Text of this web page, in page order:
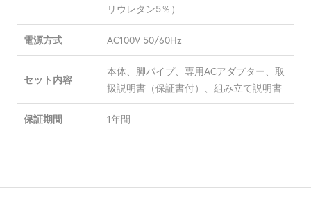
リウレタン5％）
電源方式 AC100V 50/60Hz
セット内容
本体、脚パイプ、専用ACアダプター、取
扱説明書（保証書付）、組み立て説明書
保証期間 1年間